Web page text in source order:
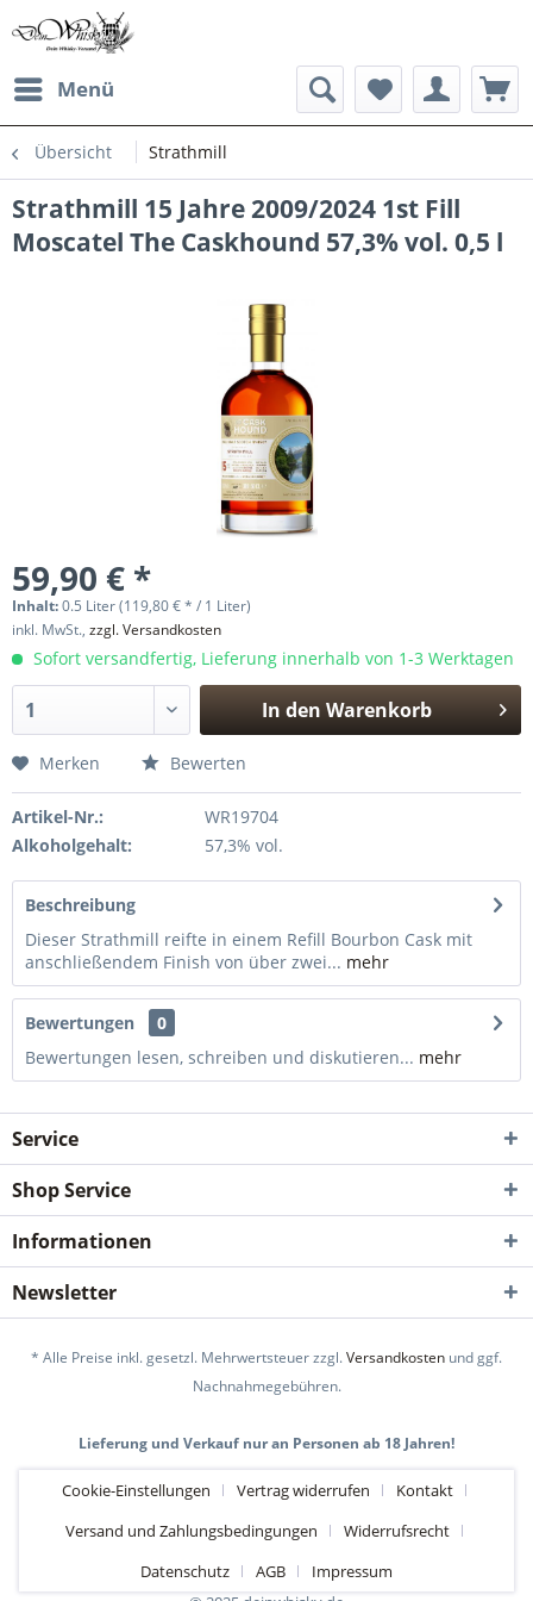
Menü
Übersicht Strathmill
Strathmill 15 Jahre 2009/2024 1st Fill
Moscatel The Caskhound 57,3% vol. 0,5 l
59,90 € *
Inhalt:0.5 Liter (119,80 € * / 1 Liter)
inkl. MwSt., zzgl. Versandkosten
Sofort versandfertig, Lieferung innerhalb von 1-3 Werktagen
In den Warenkorb
Merken Bewerten
Artikel-Nr.:
WR19704
Alkoholgehalt:
57,3% vol.
Beschreibung
Dieser Strathmill reifte in einem Refill Bourbon Cask mit
anschließendem Finish von über zwei... mehr
Bewertungen
0
Bewertungen lesen, schreiben und diskutieren... mehr
Service
Shop Service
Informationen
Newsletter
* Alle Preise inkl. gesetzl. Mehrwertsteuer zzgl.Versandkosten und ggf.
Nachnahmegebühren.
Lieferung und Verkauf nur an Personen ab 18 Jahren!
Cookie-Einstellungen Vertrag widerrufen
Kontakt
Versand und Zahlungsbedingungen
Widerrufsrecht
Datenschutz
AGB
Impressum